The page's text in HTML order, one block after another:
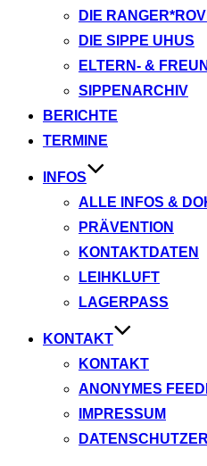
DIE
DIE SIPPE UHUS
ELTERN- &
SIPPENARCHIV
BERICHTE
TERMINE
INFOS
ALLE INFOS &
PRÄVENTION
KONTAKTDATEN
LEIHKLUFT
LAGERPASS
KONTAKT
KONTAKT
ANONYMES
IMPRESSUM